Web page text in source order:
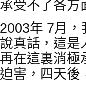
承受不了各方
2003年 7月，
說真話，這是
再在這裏消極
迫害，四天後